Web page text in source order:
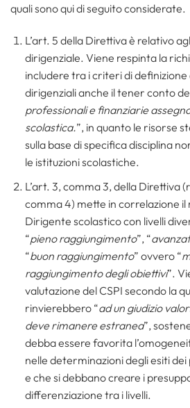
quali sono qui di seguito considerate.
L’art. 5 della Direttiva è relativo
dirigenziale. Viene respinta la
includere tra i criteri di definizione
dirigenziali anche il tener conto
professionali e finanziarie
scolastica.”, in quanto le risorse
sulla base di specifica disciplina
le istituzioni scolastiche.
L’art. 3, comma 3, della Direttiva
comma 4) mette in correlazione
Dirigente scolastico con livelli
“pieno raggiungimento”, “
“buon raggiungimento” ovvero “
raggiungimento degli obiettivi”.
valutazione del CSPI secondo la
rinvierebbero “ad un giudizio
deve rimanere estranea”,
debba essere favorita
nelle determinazioni degli esiti
e che si debbano creare i
differenziazione tra i livelli.